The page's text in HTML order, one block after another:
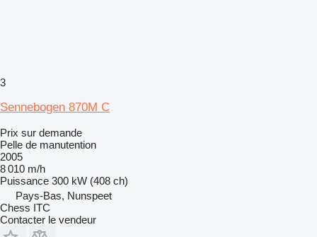
3
Sennebogen 870M C
Prix sur demande
Pelle de manutention
2005
8 010 m/h
Puissance 300 kW (408 ch)
Pays-Bas, Nunspeet
Chess ITC
Contacter le vendeur